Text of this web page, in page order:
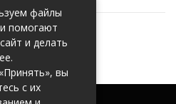
файлы
помогают
и делать
вы
с их